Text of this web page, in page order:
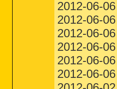
2012-06-
2012-06-
2012-06-
2012-06-
2012-06-
2012-06-